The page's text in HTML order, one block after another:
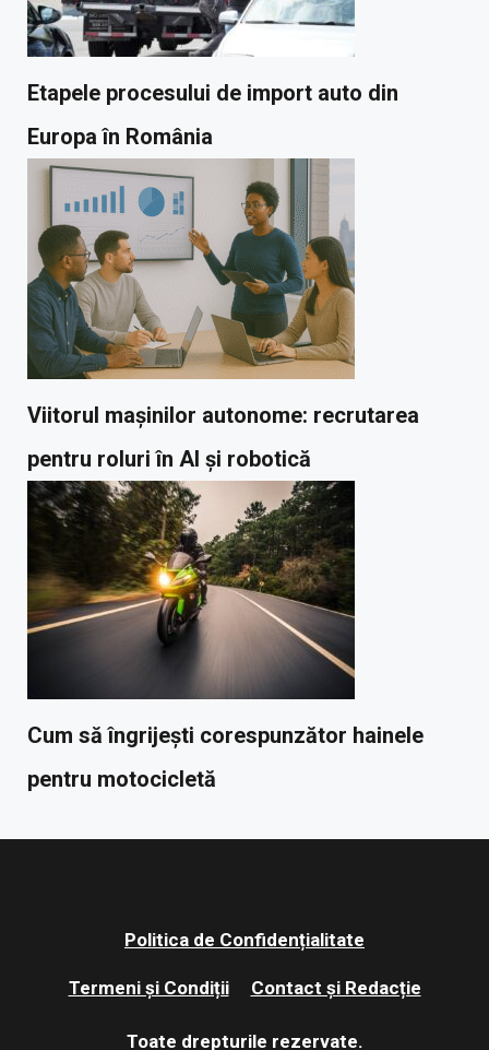
Etapele procesului de import auto din
Europa în România
Viitorul mașinilor autonome: recrutarea
pentru roluri în AI și robotică
Cum să îngrijești corespunzător hainele
pentru motocicletă
Politica de Confidențialitate
Termeni și Condiții Contact și Redacție
Toate drepturile rezervate.